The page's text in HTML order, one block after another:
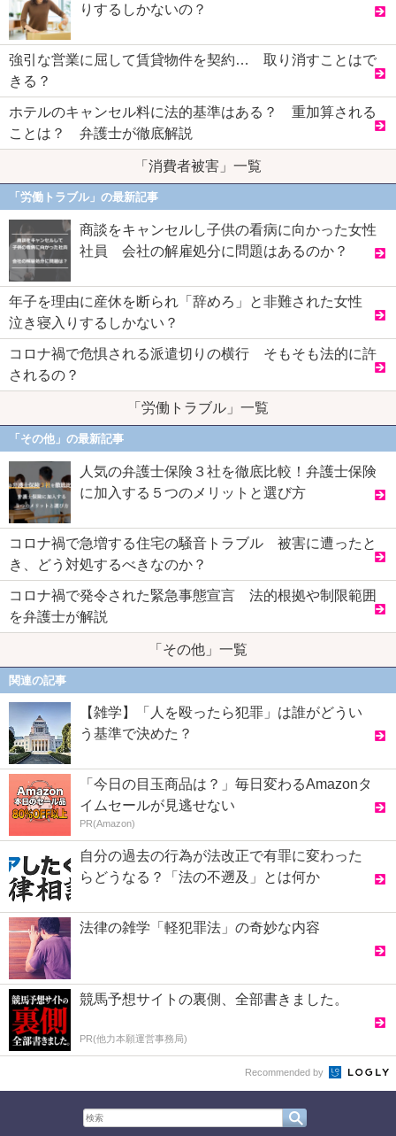
りするしかないの？
強引な営業に屈して賃貸物件を契約… 取り消すことはで
きる？
ホテルのキャンセル料に法的基準はある？ 重加算される
ことは？ 弁護士が徹底解説
「消費者被害」一覧
「労働トラブル」の最新記事
商談をキャンセルし子供の看病に向かった女性
社員 会社の解雇処分に問題はあるのか？
年子を理由に産休を断られ「辞めろ」と非難された女性
泣き寝入りするしかない？
コロナ禍で危惧される派遣切りの横行 そもそも法的に許
されるの？
「労働トラブル」一覧
「その他」の最新記事
人気の弁護士保険３社を徹底比較！弁護士保険
に加入する５つのメリットと選び方
コロナ禍で急増する住宅の騒音トラブル 被害に遭ったと
き、どう対処するべきなのか？
コロナ禍で発令された緊急事態宣言 法的根拠や制限範囲
を弁護士が解説
「その他」一覧
関連の記事
【雑学】「人を殴ったら犯罪」は誰がどうい
う基準で決めた？
「今日の目玉商品は？」毎日変わるAmazonタ
イムセールが見逃せない
PR(Amazon)
自分の過去の行為が法改正で有罪に変わった
らどうなる？「法の不遡及」とは何か
法律の雑学「軽犯罪法」の奇妙な内容
競馬予想サイトの裏側、全部書きました。
PR(他力本願運営事務局)
Recommended by